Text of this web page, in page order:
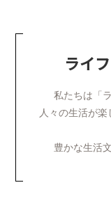
ライ
私たちは「
人々の生活が
豊かな生活